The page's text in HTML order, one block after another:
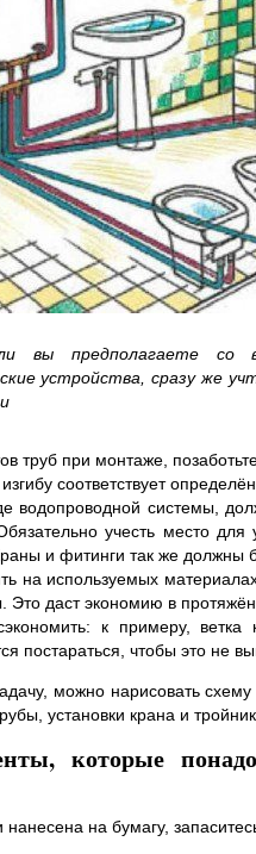
вы предполагаете со
устройства, сразу же
труб при монтаже,
соответствует
водопроводной системы,
учесть место
и фитинги так же должны
на используемых
даст экономию в
к примеру,
постараться, чтобы это не
можно нарисовать
установки крана и
которые
нанесена на бумагу,